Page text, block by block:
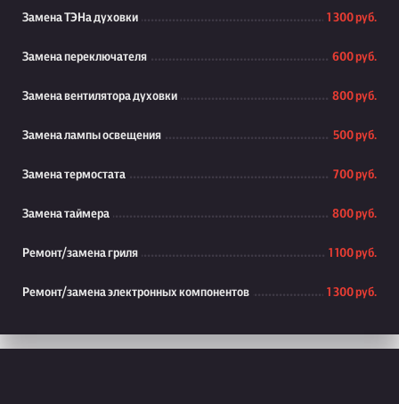
Замена ТЭНа духовки 1 300 руб.
Замена переключателя 600 руб.
Замена вентилятора духовки 800 руб.
Замена лампы освещения 500 руб.
Замена термостата 700 руб.
Замена таймера 800 руб.
Ремонт/замена гриля 1 100 руб.
Ремонт/замена электронных компонентов 1 300 руб.